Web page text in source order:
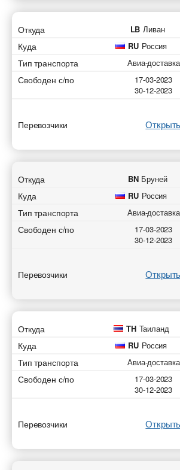
Откуда LB Ливан
Куда RU Россия
Тип транспорта Авиа-доставка
Свободен с/по
17-03-2023
30-12-2023
Перевозчики
Откуда BN Бруней
Куда RU Россия
Тип транспорта Авиа-доставка
Свободен с/по
17-03-2023
30-12-2023
Перевозчики
Откуда TH Таиланд
Куда RU Россия
Тип транспорта Авиа-доставка
Свободен с/по
17-03-2023
30-12-2023
Перевозчики